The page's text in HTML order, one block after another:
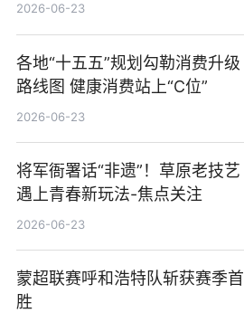
2026-06-23
各地“十五五”规划勾勒消费升级
路线图 健康消费站上“C位”
2026-06-23
将军衙署话“非遗”！草原老技艺
遇上青春新玩法-焦点关注
2026-06-23
蒙超联赛呼和浩特队斩获赛季首
胜